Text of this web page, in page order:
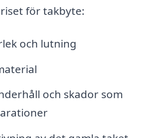
för takbyte:
och lutning
och skador som